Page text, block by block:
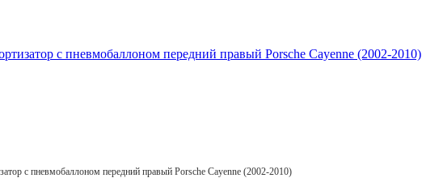
с пневмобаллоном передний правый Porsche Cayenne (2002-2010)